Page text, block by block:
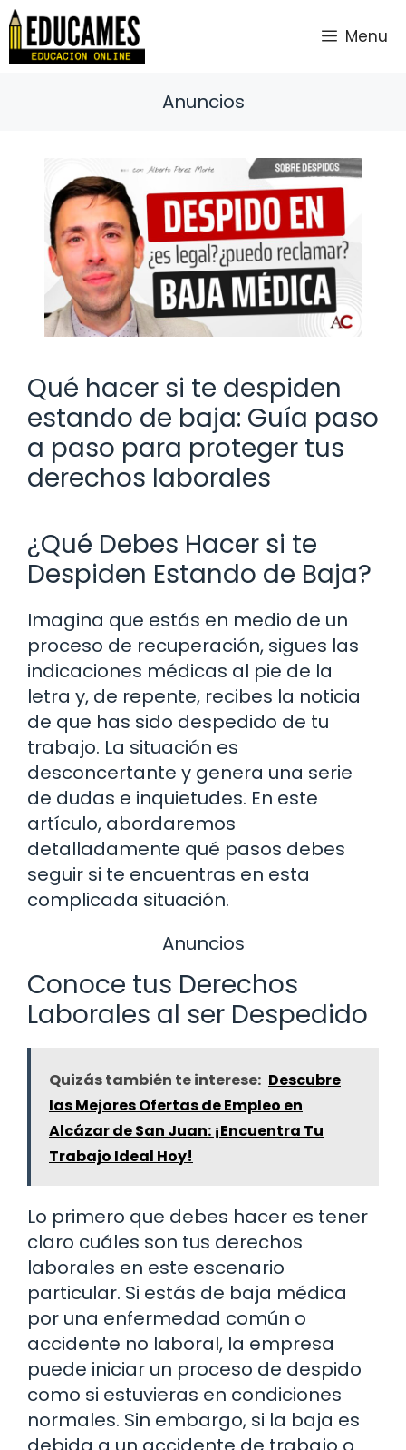
Saltar
contenido
Menu
Anuncios
Qué hacer si te despiden
estando de baja: Guía paso
a paso para proteger tus
derechos laborales
¿Qué Debes Hacer si te
Despiden Estando de Baja?
Imagina que estás en medio de un
proceso de recuperación, sigues las
indicaciones médicas al pie de la
letra y, de repente, recibes la noticia
de que has sido despedido de tu
trabajo. La situación es
desconcertante y genera una serie
de dudas e inquietudes. En este
artículo, abordaremos
detalladamente qué pasos debes
seguir si te encuentras en esta
complicada situación.
Anuncios
Conoce tus Derechos
Laborales al ser Despedido
Quizás también te interese: Descubre
las Mejores Ofertas de Empleo en
Alcázar de San Juan: ¡Encuentra Tu
Trabajo Ideal Hoy!
Lo primero que debes hacer es tener
claro cuáles son tus derechos
laborales en este escenario
particular. Si estás de baja médica
por una enfermedad común o
accidente no laboral, la empresa
puede iniciar un proceso de despido
como si estuvieras en condiciones
normales. Sin embargo, si la baja es